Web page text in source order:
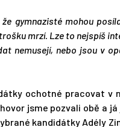
gymnazisté mohou
mrzí. Lze to nejspíš
nemusejí, nebo jsou v
ochotné pracovat v
jsme pozvali obě a já
kandidátky Adély